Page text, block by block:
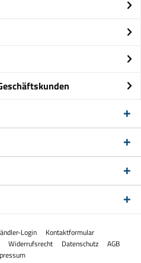
Login
Kontaktformular
Widerrufsrecht Datenschutz
AGB